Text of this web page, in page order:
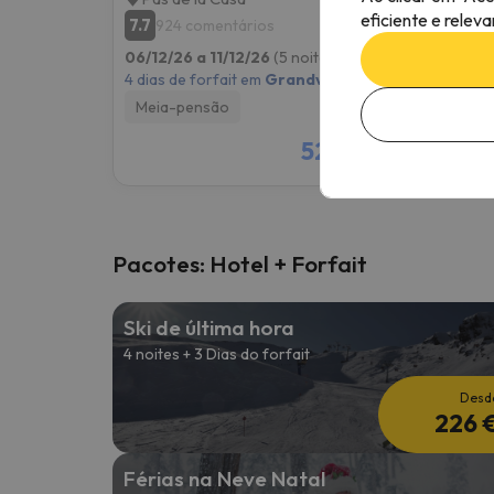
7.7 924 comentários
06/12/26 a 11/12/26 (5 noites)
4 dias de forfait em Grandvalira
Meia-pensão
521 €
7.9
Pacotes: Hotel + Forfait
Ski de última hora
4 noites + 3 Dias do forfait
226
Férias na Neve Natal
eficiente e